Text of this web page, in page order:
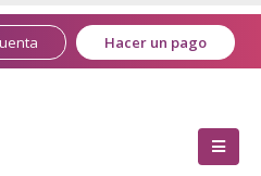
Hacer un pago